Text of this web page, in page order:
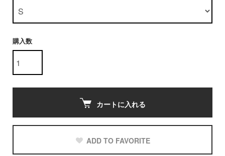
購入数
カートに入れる
ADD TO FAVORITE